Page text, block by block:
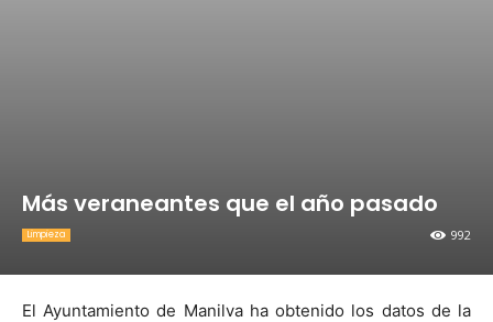
Más veraneantes que el año pasado
992
Limpieza
El Ayuntamiento de Manilva ha obtenido los datos de la